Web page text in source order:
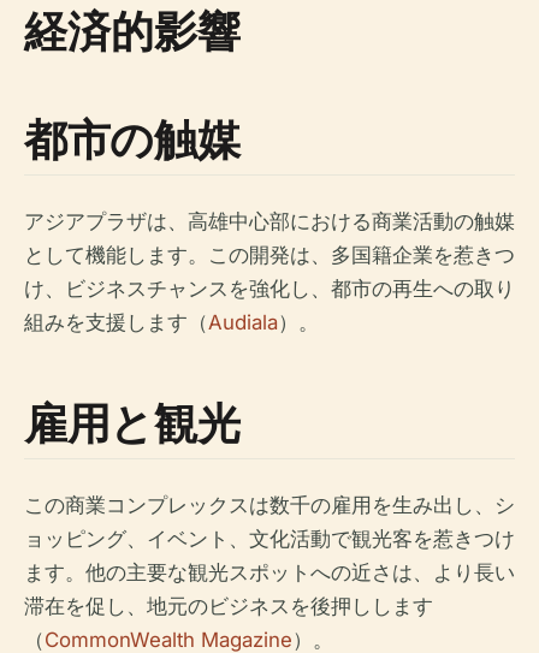
経済的影響
都市の触媒
アジアプラザは、高雄中心部における商業活動の触媒
として機能します。この開発は、多国籍企業を惹きつ
け、ビジネスチャンスを強化し、都市の再生への取り
組みを支援します（Audiala）。
雇用と観光
この商業コンプレックスは数千の雇用を生み出し、シ
ョッピング、イベント、文化活動で観光客を惹きつけ
ます。他の主要な観光スポットへの近さは、より長い
滞在を促し、地元のビジネスを後押しします
（CommonWealth Magazine）。